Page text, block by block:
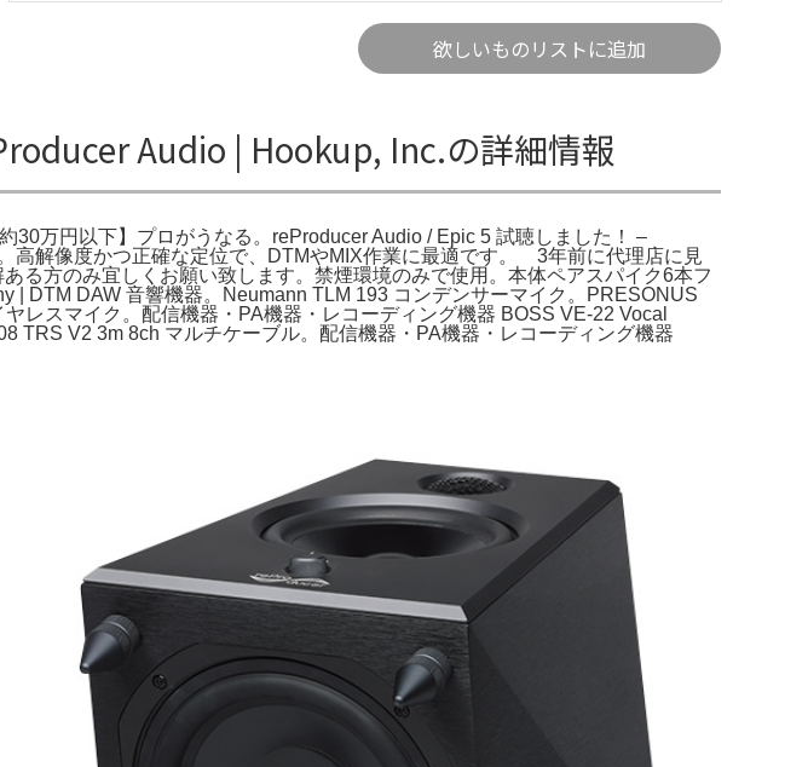
欲しいものリストに追加
Audio | Hookup, Inc.の詳細情報
30万円以下】プロがうなる。reProducer Audio / Epic 5 試聴しました！ –
高解像度かつ正確な定位で、DTMやMIX作業に最適です。 3年前に代理店に見
る方のみ宜しくお願い致します。禁煙環境のみで使用。本体ペアスパイク6本フ
| DTM DAW 音響機器。Neumann TLM 193 コンデンサーマイク。PRESONUS
レスマイク。配信機器・PA機器・レコーディング機器 BOSS VE-22 Vocal
V2 3m 8ch マルチケーブル。配信機器・PA機器・レコーディング機器